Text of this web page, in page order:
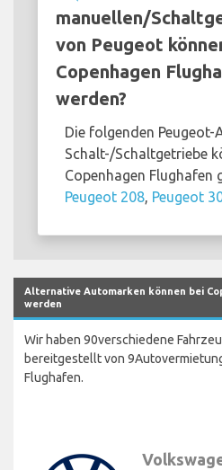
manuellen/
von Peugeot
Copenhagen
werden?
Die folgenden
Schalt-/Schaltgetriebe
Copenhagen Flughafen
Peugeot 208 Peugeot
Alternative Automarken können bei
werden
Wir haben 90verschiedene
bereitgestellt von
Flughafen.